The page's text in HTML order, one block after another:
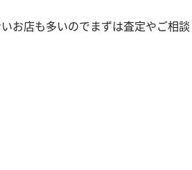
お店も多いのでまずは査定やご相談